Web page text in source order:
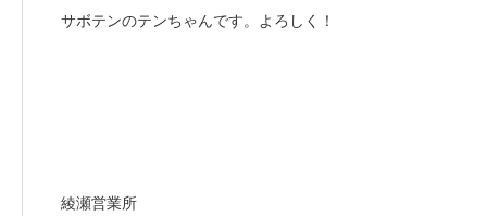
サボテンのテンちゃんです。よろしく！
綾瀬営業所